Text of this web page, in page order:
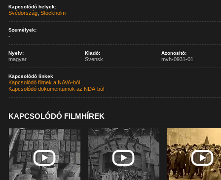
Kapcsolódó helyek:
Svédország ,Stockholm
Személyek:
-
Nyelv:
magyar
Kiadó:
Svensk
Azonosító:
mvh-0931-01
Kapcsolódó linkek
Kapcsolódó filmek a NAVA-ból
Kapcsolódó dokumentumok az NDA-ból
KAPCSOLÓDÓ FILMHÍREK